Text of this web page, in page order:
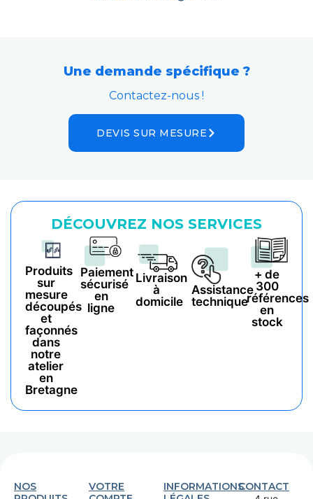
Une demande spécifique ?
Contactez-nous !
DEVIS SUR MESURE
DÉCOUVREZ NOS SERVICES
Produits
sur
mesure
découpés
et
façonnés
dans
notre
atelier
en
Bretagne
Paiement
sécurisé
en
ligne
Livraison
à
domicile
Assistance
technique
+ de
300
références
en
stock
NOS
VOTRE
INFORMATIONSCONTACT